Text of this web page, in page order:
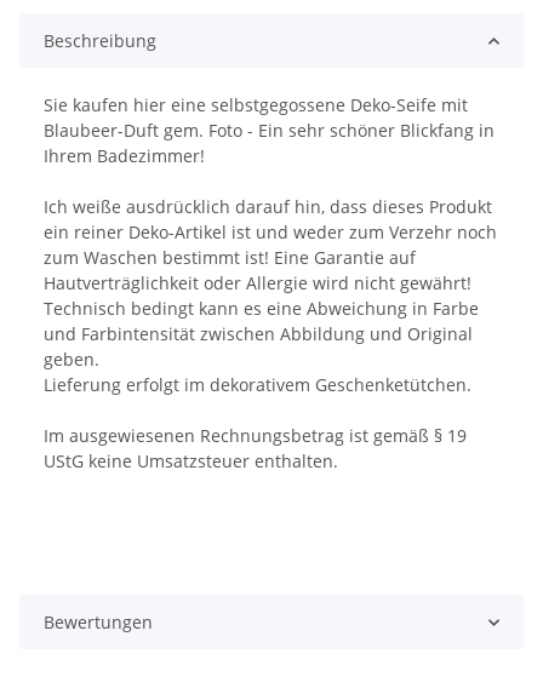
Beschreibung
Sie kaufen hier eine selbstgegossene Deko-Seife mit
Blaubeer-Duft gem. Foto - Ein sehr schöner Blickfang in
Ihrem Badezimmer!
Ich weiße ausdrücklich darauf hin, dass dieses Produkt
ein reiner Deko-Artikel ist und weder zum Verzehr noch
zum Waschen bestimmt ist! Eine Garantie auf
Hautverträglichkeit oder Allergie wird nicht gewährt!
Technisch bedingt kann es eine Abweichung in Farbe
und Farbintensität zwischen Abbildung und Original
geben.
Lieferung erfolgt im dekorativem Geschenketütchen.
Im ausgewiesenen Rechnungsbetrag ist gemäß § 19
UStG keine Umsatzsteuer enthalten.
Bewertungen